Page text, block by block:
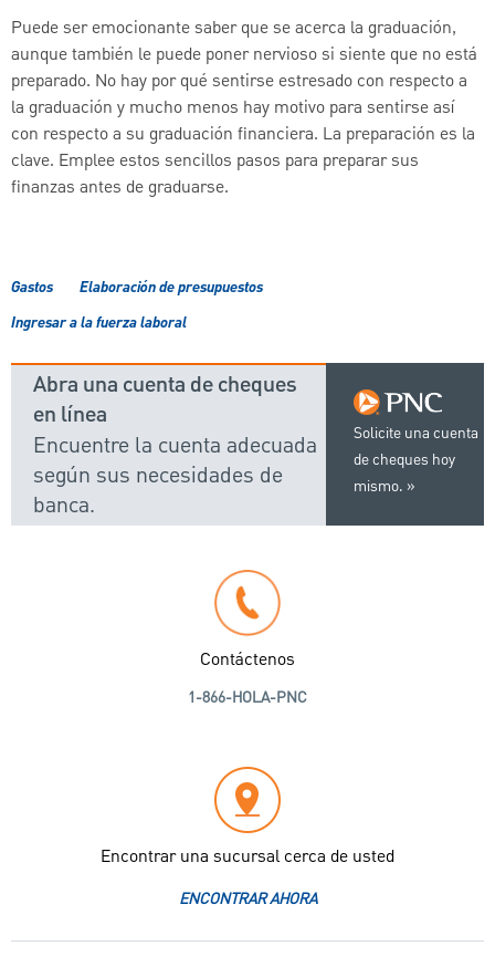
Puede ser emocionante saber que se acerca la graduación,
aunque también le puede poner nervioso si siente que no está
preparado. No hay por qué sentirse estresado con respecto a
la graduación y mucho menos hay motivo para sentirse así
con respecto a su graduación financiera. La preparación es la
clave. Emplee estos sencillos pasos para preparar sus
finanzas antes de graduarse.
Gastos
Elaboración de presupuestos
Ingresar a la fuerza laboral
Solicite una cuenta
de cheques hoy
mismo.
Abra una cuenta de cheques
en línea
Encuentre la cuenta adecuada
según sus necesidades de
banca.
Contáctenos
1-866-HOLA-PNC
Encontrar una sucursal cerca de usted
ENCONTRAR AHORA